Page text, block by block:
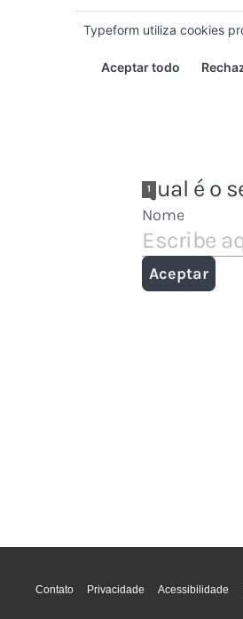
Contato Privacidade Acessibilidade